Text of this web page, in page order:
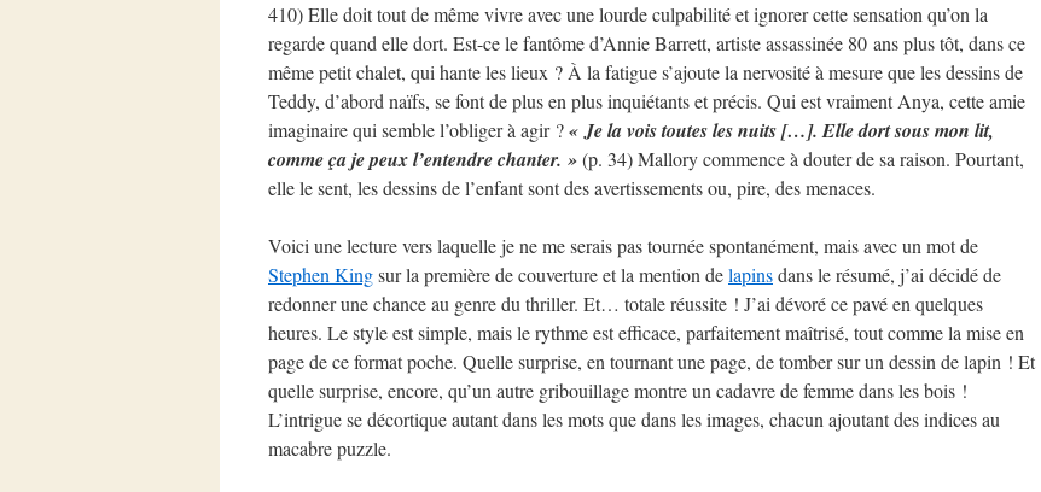
410) Elle doit tout de même vivre avec une lourde culpabilité et ignorer cette sensation qu’on la
regarde quand elle dort. Est-ce le fantôme d’Annie Barrett, artiste assassinée 80 ans plus tôt, dans ce
même petit chalet, qui hante les lieux ? À la fatigue s’ajoute la nervosité à mesure que les dessins de
Teddy, d’abord naïfs, se font de plus en plus inquiétants et précis. Qui est vraiment Anya, cette amie
imaginaire qui semble l’obliger à agir ?« Je la vois toutes les nuits […]. Elle dort sous mon lit,
comme ça je peux l’entendre chanter. »(p. 34) Mallory commence à douter de sa raison. Pourtant,
elle le sent, les dessins de l’enfant sont des avertissements ou, pire, des menaces.
Voici une lecture vers laquelle je ne me serais pas tournée spontanément, mais avec un mot de
Stephen Kingsur la première de couverture et la mention delapinsdans le résumé, j’ai décidé de
redonner une chance au genre du thriller. Et… totale réussite ! J’ai dévoré ce pavé en quelques
heures. Le style est simple, mais le rythme est efficace, parfaitement maîtrisé, tout comme la mise en
page de ce format poche. Quelle surprise, en tournant une page, de tomber sur un dessin de lapin ! Et
quelle surprise, encore, qu’un autre gribouillage montre un cadavre de femme dans les bois !
L’intrigue se décortique autant dans les mots que dans les images, chacun ajoutant des indices au
macabre puzzle.